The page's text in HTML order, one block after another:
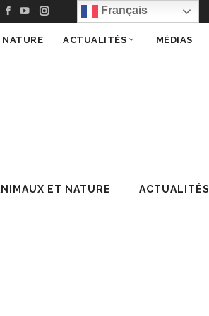
Français
ET NATURE ACTUALITÉS
ACTUALITÉS MÉDIAS